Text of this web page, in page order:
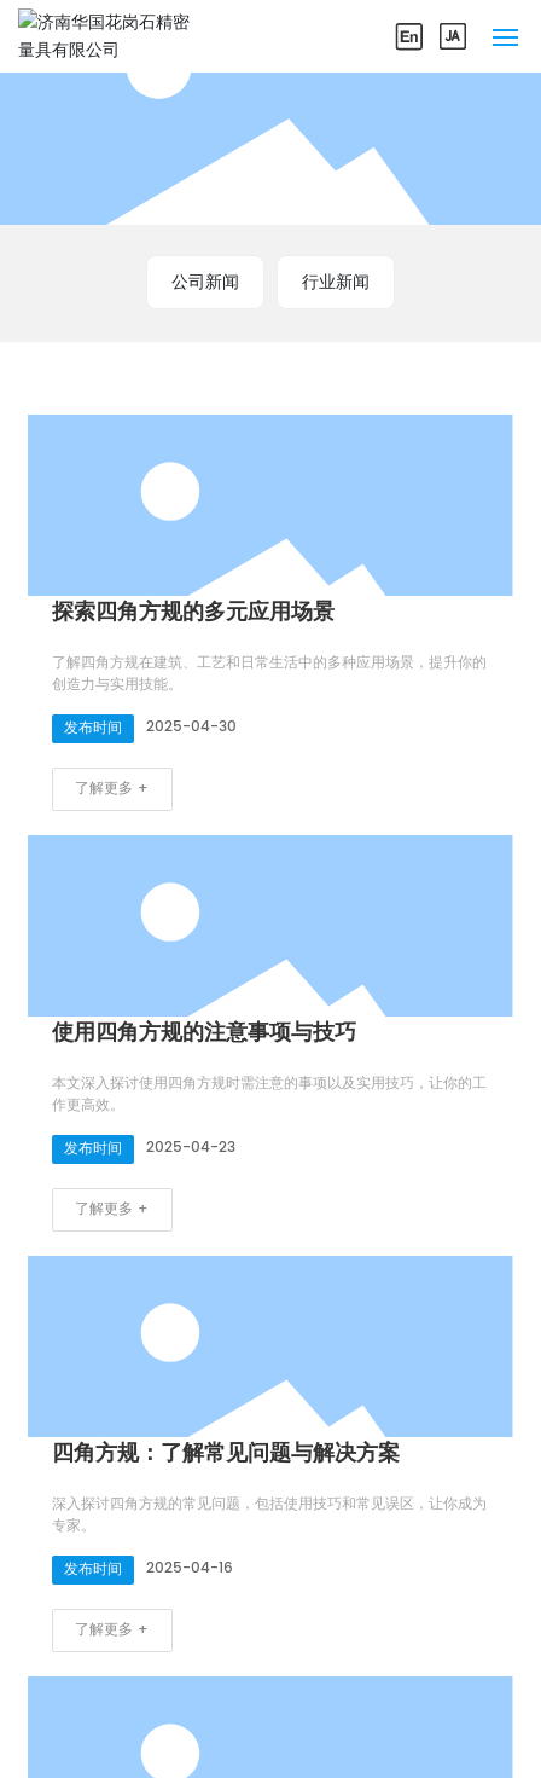
产品中心
公司新闻 行业新闻
探索四角方规的多元应用场景
了解四角方规在建筑、工艺和日常生活中的多种应用场景，提升你的
创造力与实用技能。
发布时间
2025-04-30
了解更多 +
使用四角方规的注意事项与技巧
本文深入探讨使用四角方规时需注意的事项以及实用技巧，让你的工
作更高效。
发布时间
2025-04-23
了解更多 +
四角方规：了解常见问题与解决方案
深入探讨四角方规的常见问题，包括使用技巧和常见误区，让你成为
专家。
发布时间
2025-04-16
了解更多 +